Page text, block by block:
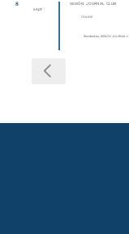
8
sept
SESIÓN JOURNAL CLUB
ONLINE
Residentes, SESIÓN JOURNAL